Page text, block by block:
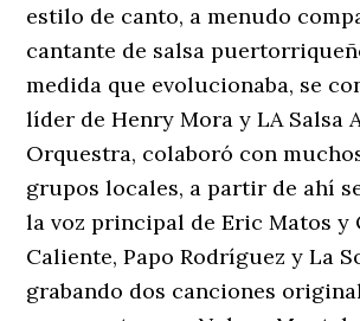
estilo de canto, a menudo
cantante de salsa
medida que evolucionaba, se
líder de Henry Mora y LA Salsa
Orquestra, colaboró ​​con
grupos locales, a partir de ahí
la voz principal de Eric Matos y
Caliente, Papo Rodríguez y La
grabando dos canciones